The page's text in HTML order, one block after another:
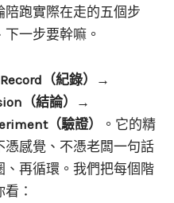
陪跑實際在走的五個步
一步要幹嘛。
Record（紀錄）→
（結論）→
（驗證）
。它的精
感覺、不憑老闆一句話
再循環。我們把每個階
：